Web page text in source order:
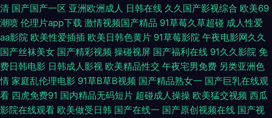
肛在线观看网站 阿v2026在线观看 69自拍 久草网站www. 日韩欧美经典一
区 日本在线A√ 爱豆蜜豆传媒 成人视频院 黄色视频三级片 黄色性交免费影院
久久a精 超碰男人 俺去啦官网 国产思思 玖玖色资源 国产精品成人在 国产精
品久久1000 av导航总站 成人九九 国产的91 久草国产在线视频 91看网页免
清 国产国产一区 亚洲欧洲成人 日韩在线 久久国产影视综合 欧美69
潮喷 伦理片app下载 激情视频国产精品 91草莓久草超碰 成人性爱
aa影院 欧美性爱插插 欧美日韩色黄片 91草莓影院 午夜电影网久久
国产丝袜美女 国产精彩视频 操碰视屏 国产福利在线 91久久影院 免
费日韩电影 日韩成人影视 欧美精品性交 午夜宅男免费 另类亚洲色
情 家庭乱伦理电影 91草B草B视频 国产精品熟女一 国产巨乳在线观
看 四虎免费91 国内精品无码短片 超碰成人操操 欧美猛交视频 西瓜
影院在线观看 欧美做受日韩 国产在线一 国产原创视频在线 国产视